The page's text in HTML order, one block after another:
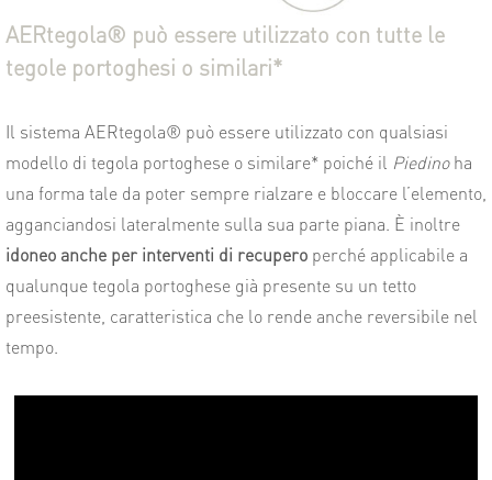
AERtegola® può essere utilizzato con tutte le
tegole portoghesi o similari*
Il sistema AERtegola® può essere utilizzato con qualsiasi
modello di tegola portoghese o similare* poiché il Piedinoha
una forma tale da poter sempre rialzare e bloccare l’elemento,
agganciandosi lateralmente sulla sua parte piana. È inoltre
idoneo anche per interventi di recupero perché applicabile a
qualunque tegola portoghese già presente su un tetto
preesistente, caratteristica che lo rende anche reversibile nel
tempo.